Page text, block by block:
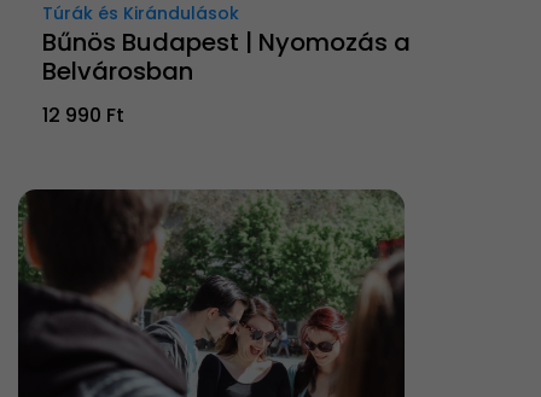
Túrák és Kirándulások
Bűnös Budapest | Nyomozás a
Belvárosban
12 990 Ft